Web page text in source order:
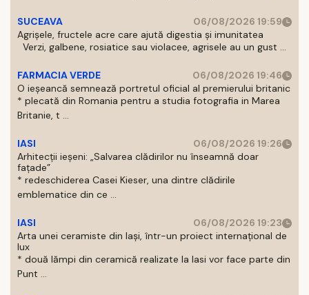
SUCEAVA
06/08/2026 19:59
Agrișele, fructele acre care ajută digestia și imunitatea
Verzi, galbene, rosiatice sau violacee, agrisele au un gust ...
FARMACIA VERDE
06/08/2026 19:46
O ieșeancă semnează portretul oficial al premierului britanic
* plecată din Romania pentru a studia fotografia in Marea
Britanie, t ...
IASI
06/08/2026 19:26
Arhitecții ieșeni: „Salvarea clădirilor nu înseamnă doar
fațade”
* redeschiderea Casei Kieser, una dintre clădirile
emblematice din ce ...
IASI
06/08/2026 19:23
Arta unei ceramiste din Iași, într-un proiect internațional de
lux
* două lămpi din ceramică realizate la Iasi vor face parte din
Punt ...